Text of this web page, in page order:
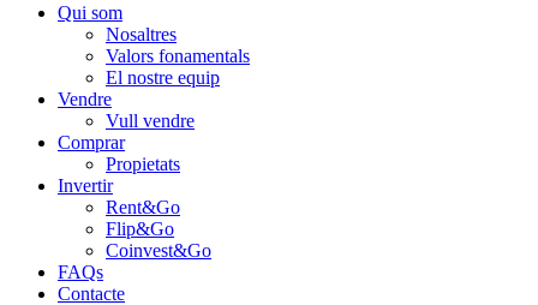
Qui som
Nosaltres
Valors fonamentals
El nostre equip
Vendre
Vull vendre
Comprar
Propietats
Invertir
Rent&Go
Flip&Go
Coinvest&Go
FAQs
Contacte